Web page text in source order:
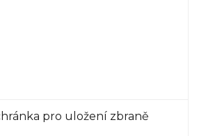
pro uložení zbraně